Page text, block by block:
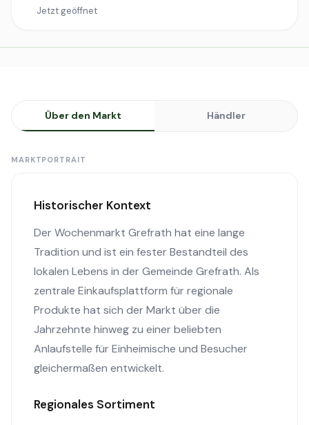
Jetzt geöffnet
Über den Markt Händler
MARKTPORTRAIT
Historischer Kontext
Der Wochenmarkt Grefrath hat eine lange
Tradition und ist ein fester Bestandteil des
lokalen Lebens in der Gemeinde Grefrath. Als
zentrale Einkaufsplattform für regionale
Produkte hat sich der Markt über die
Jahrzehnte hinweg zu einer beliebten
Anlaufstelle für Einheimische und Besucher
gleichermaßen entwickelt.
Regionales Sortiment